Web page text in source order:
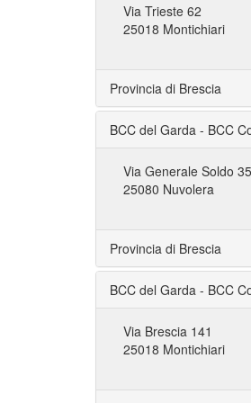
Via Trieste 62
25018 Montichiari
Provincia di Brescia
BCC del Garda - BCC
Via Generale Soldo
25080 Nuvolera
Provincia di Brescia
BCC del Garda - BCC
Via Brescia 141
25018 Montichiari